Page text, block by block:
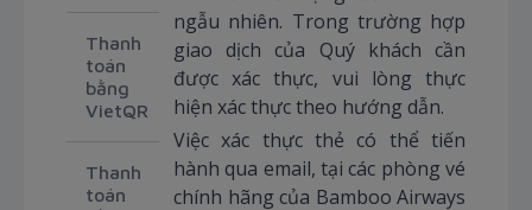
Thanh
toán
bằng
VietQR
Thanh
toán
ngẫu nhiên. Trong trường hợp
giao dịch của Quý khách cần
được xác thực, vui lòng thực
hiện xác thực theo hướng dẫn.
Việc xác thực thẻ có thể tiến
hành qua email, tại các phòng vé
chính hãng của Bamboo Airways